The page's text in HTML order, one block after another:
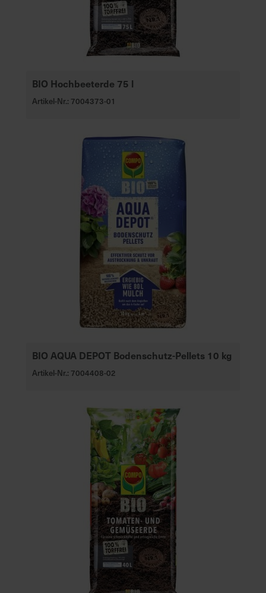
BIO Hochbeeterde 75 l
Artikel-Nr.: 7004373-01
BIO AQUA DEPOT Bodenschutz-Pellets 10 kg
Artikel-Nr.: 7004408-02